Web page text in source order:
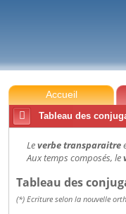
Accueil

Tableau des
Leverbe transparaitre
Aux temps composés, le
Tableau des
(*) Ecriture selon la nouvelle